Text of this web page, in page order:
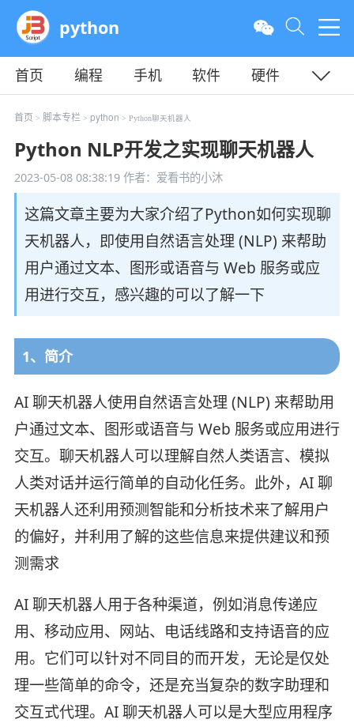
python
首页 编程 手机 软件
硬件
教程
平面 服务器
首页 > 脚本专栏> python > Python聊天机器人
Python NLP开发之实现聊天机器人
2023-05-08 08:38:19作者：爱看书的小沐
这篇文章主要为大家介绍了Python如何实现聊
天机器人，即使用自然语言处理 (NLP) 来帮助
用户通过文本、图形或语音与 Web 服务或应
用进行交互，感兴趣的可以了解一下
1、简介
AI 聊天机器人使用自然语言处理 (NLP) 来帮助用
户通过文本、图形或语音与 Web 服务或应用进行
交互。聊天机器人可以理解自然人类语言、模拟
人类对话并运行简单的自动化任务。此外，AI 聊
天机器人还利用预测智能和分析技术来了解用户
的偏好，并利用了解的这些信息来提供建议和预
测需求
AI 聊天机器人用于各种渠道，例如消息传递应
用、移动应用、网站、电话线路和支持语音的应
用。它们可以针对不同目的而开发，无论是仅处
理一些简单的命令，还是充当复杂的数字助理和
交互式代理。AI 聊天机器人可以是大型应用程序